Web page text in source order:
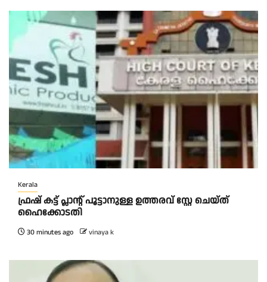
Kerala
ഫ്രഷ് കട്ട് പ്ലാന്റ് പൂട്ടാനുള്ള ഉത്തരവ് സ്റ്റേ ചെയ്ത്
ഹൈക്കോടതി
30 minutes ago vinaya k